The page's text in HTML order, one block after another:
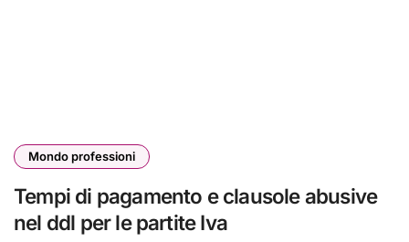
Mondo professioni
Tempi di pagamento e clausole abusive
nel ddl per le partite Iva